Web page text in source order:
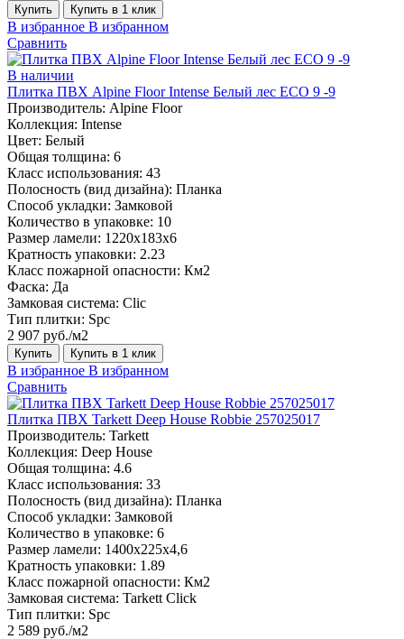
Купить Купить в 1 клик
В избранное В избранном
Сравнить
В наличии
Плитка ПВХ Alpine Floor Intense Белый лес ECO 9 -9
Производитель: Alpine Floor
Коллекция: Intense
Цвет: Белый
Общая толщина: 6
Класс использования: 43
Полосность (вид дизайна): Планка
Способ укладки: Замковой
Количество в упаковке: 10
Размер ламели: 1220х183х6
Кратность упаковки: 2.23
Класс пожарной опасности: Км2
Фаска: Да
Замковая система: Сlic
Тип плитки: Spc
2 907 руб./м2
Купить Купить в 1 клик
В избранное В избранном
Сравнить
Плитка ПВХ Tarkett Deep House Robbie 257025017
Производитель: Tarkett
Коллекция: Deep House
Общая толщина: 4.6
Класс использования: 33
Полосность (вид дизайна): Планка
Способ укладки: Замковой
Количество в упаковке: 6
Размер ламели: 1400х225х4,6
Кратность упаковки: 1.89
Класс пожарной опасности: Км2
Замковая система: Tarkett Click
Тип плитки: Spc
2 589 руб./м2